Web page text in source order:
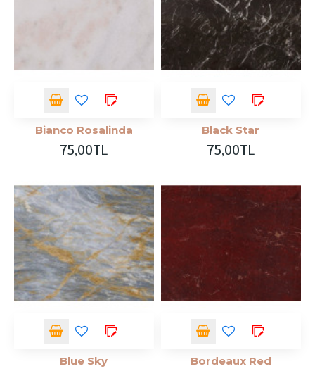
Bianco Rosalinda
75,00TL
Black Star
75,00TL
Blue Sky Bordeaux Red